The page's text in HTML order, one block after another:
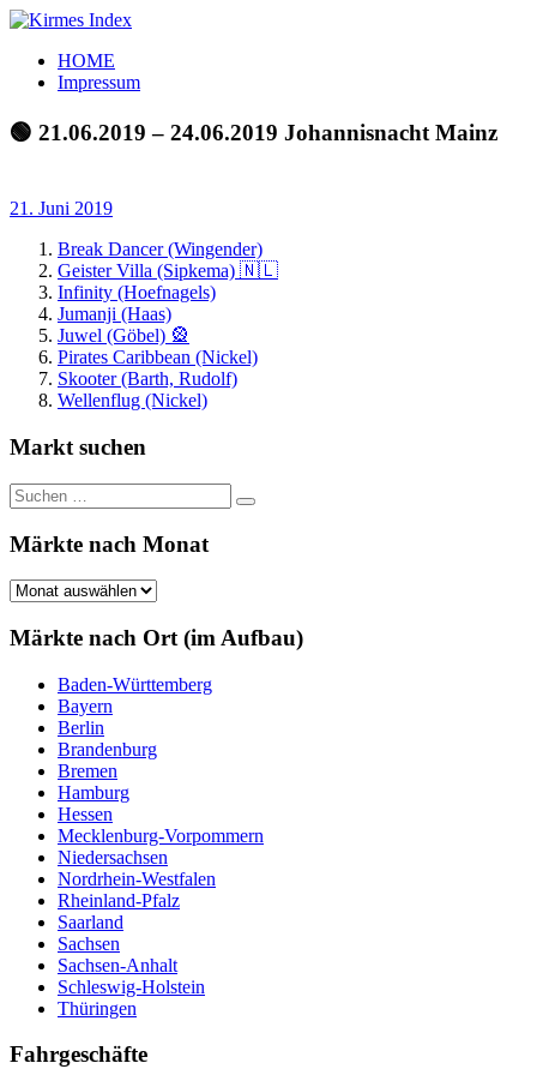
Zum
springen
Kirmes
Index
Tourpläne
der
letzten
HOME
Impressum
🟢 21.06.2019 – 24.06.2019 Johannisnacht Mainz
21. Juni 2019
Break Dancer (Wingender)
Geister Villa (Sipkema) 🇳🇱
Infinity (Hoefnagels)
Jumanji (Haas)
Juwel (Göbel) 🎡
Pirates Caribbean (Nickel)
Skooter (Barth, Rudolf)
Wellenflug (Nickel)
Markt suchen
Suchen
nach:
Suchen
Märkte nach Monat
Märkte
Monat
Märkte nach Ort (im Aufbau)
Baden-Württemberg
Bayern
Berlin
Brandenburg
Bremen
Hamburg
Hessen
Mecklenburg-Vorpommern
Niedersachsen
Nordrhein-Westfalen
Rheinland-Pfalz
Saarland
Sachsen
Sachsen-Anhalt
Schleswig-Holstein
Thüringen
Fahrgeschäfte